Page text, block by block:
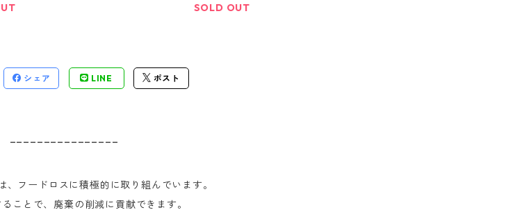
SOLD OUT
シェア LINE ポスト
、フードロスに積極的に取り組んでいます。
ことで、廃棄の削減に貢献できます。